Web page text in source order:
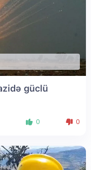
güclü
0 0